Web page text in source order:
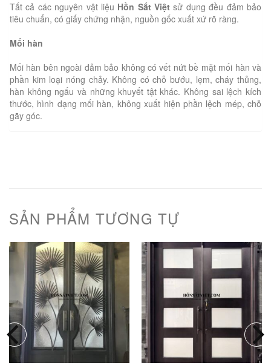
Tất cả các nguyên vật liệu Hồn Sắt Việt sử dụng đều đảm bảo
tiêu chuẩn, có giấy chứng nhận, nguồn gốc xuất xứ rõ ràng.
Mối hàn
Mối hàn bên ngoài đảm bảo không có vết nứt bề mặt mối hàn và
phần kim loại nóng chảy. Không có chỗ bướu, lẹm, cháy thủng,
hàn không ngấu và những khuyết tật khác. Không sai lệch kích
thước, hình dạng mối hàn, không xuất hiện phần lệch mép, chỗ
gãy góc.
SẢN PHẨM TƯƠNG TỰ